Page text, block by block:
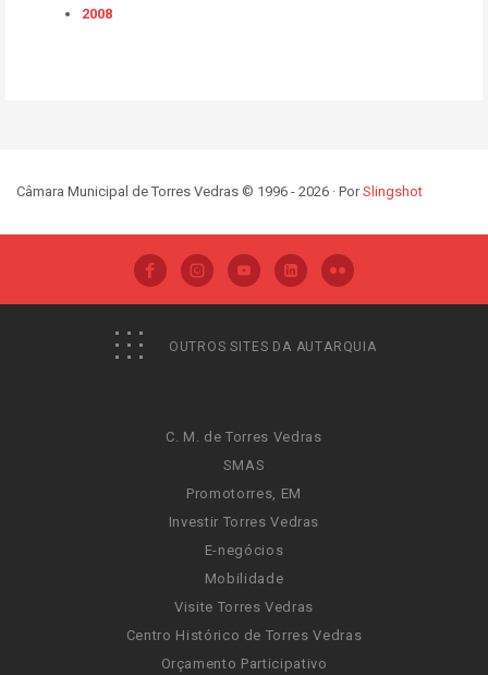
2008
Câmara Municipal de Torres Vedras © 1996 - 2026 · PorSlingshot
OUTROS SITES DA AUTARQUIA
C. M. de Torres Vedras
SMAS
Promotorres, EM
Investir Torres Vedras
E-negócios
Mobilidade
Visite Torres Vedras
Centro Histórico de Torres Vedras
Orçamento Participativo